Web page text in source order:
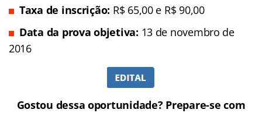
Taxa de inscrição: R$ 65,00 e R$ 90,00
Data da prova objetiva: 13 de novembro de
2016
Gostou dessa oportunidade? Prepare-se com